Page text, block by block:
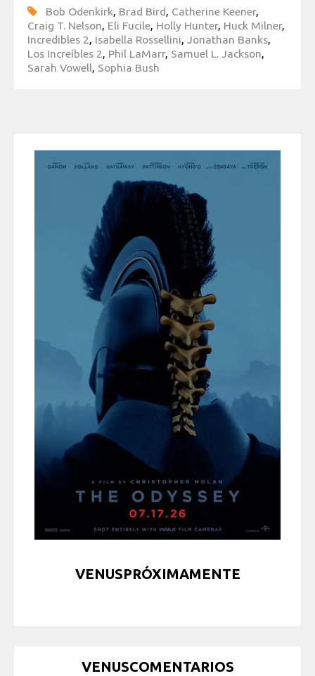
Bob Odenkirk, Brad Bird, Catherine Keener,
Craig T. Nelson, Eli Fucile, Holly Hunter, Huck Milner,
Incredibles 2, Isabella Rossellini, Jonathan Banks,
Los Increíbles 2, Phil LaMarr, Samuel L. Jackson,
Sarah Vowell, Sophia Bush
VENUSPRÓXIMAMENTE
VENUSCOMENTARIOS